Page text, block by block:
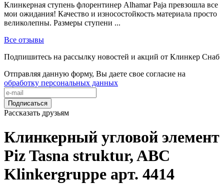
Клинкерная ступень флорентинер Alhamar Paja превзошла все
мои ожидания! Качество и износостойкость материала просто
великолепны. Размеры ступени ...
Все отзывы
Подпишитесь на рассылку новостей и акций от Клинкер Снаб
Отправляя данную форму, Вы даете свое согласие на
обработку персональных данных
Подписаться
Рассказать друзьям
Клинкерный угловой элемент
Piz Tasna struktur, ABC
Klinkergruppe арт. 4414